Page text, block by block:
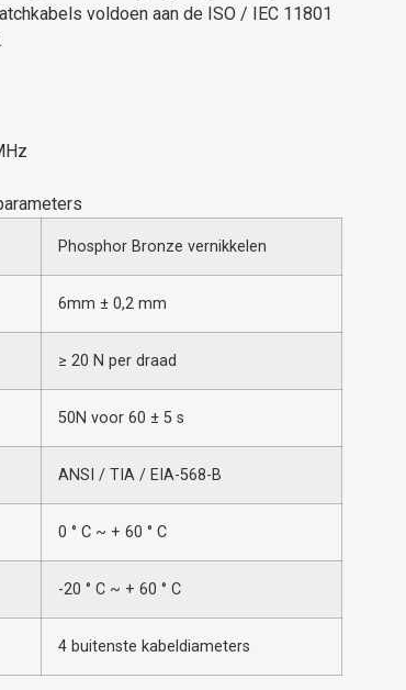
voldoen aan de ISO / IEC 11801
Phosphor Bronze vernikkelen
6mm ± 0,2 mm
≥ 20 N per draad
50N voor 60 ± 5 s
ANSI / TIA / EIA-568-B
0 ° C ~ + 60 ° C
-20 ° C ~ + 60 ° C
4 buitenste kabeldiameters